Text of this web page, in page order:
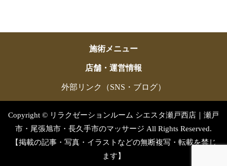
施術メニュー
店舗・運営情報
外部リンク（SNS・ブログ）
Copyright © リラクゼーションルーム シエスタ瀬戸西店｜瀬戸
市・尾張旭市・長久手市のマッサージ All Rights Reserved.
【掲載の記事・写真・イラストなどの無断複写・転載を禁じ
ます】